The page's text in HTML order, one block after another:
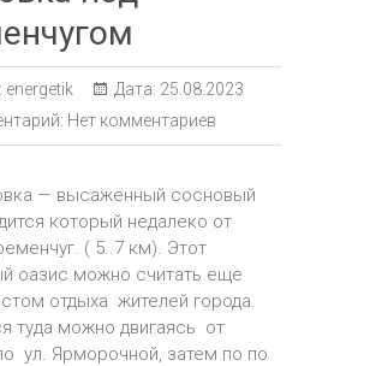
energetik Дата: 25.08.2023
Нет комментариев
— высаженный сосновый
который недалеко от
( 5..7 км). Этот
оазис можно считать еще
отдыха жителей города.
туда можно двигаясь от
ул. Ярморочной, затем по по